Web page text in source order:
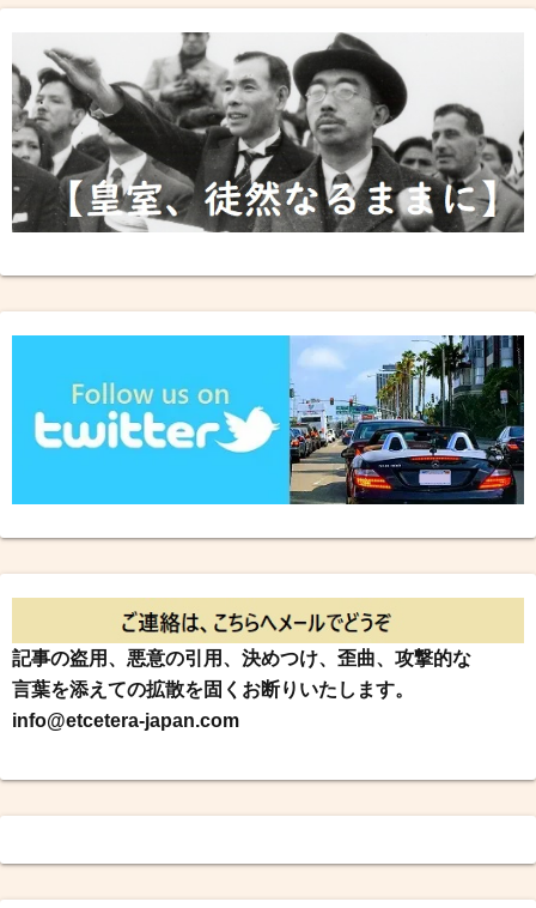
記事の盗用、悪意の引用、決めつけ、歪曲、攻撃的な
言葉を添えての拡散を固くお断りいたします。
info@etcetera-japan.com